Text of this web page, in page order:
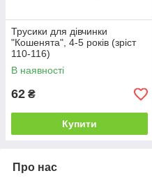
Трусики для дівчинки
"Кошенята", 4-5 років (зріст
110-116)
В наявності
62 ₴
Купити
Про нас